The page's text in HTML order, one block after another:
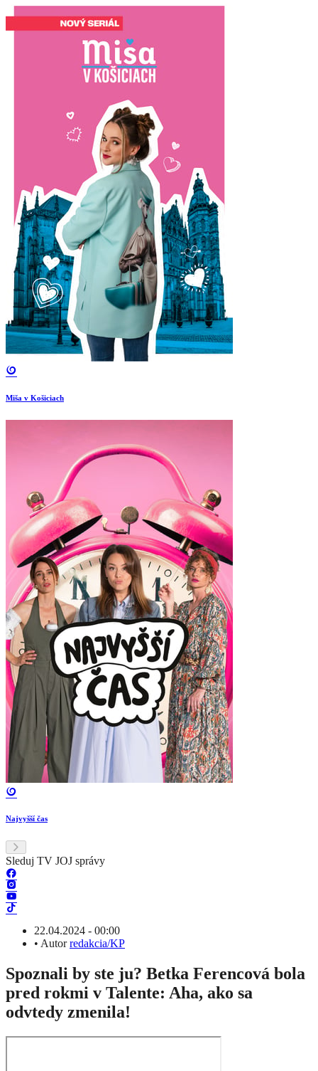
Miša v Košiciach
Najvyšší čas
Sleduj TV JOJ správy
22.04.2024 - 00:00
• Autorredakcia/KP
Spoznali by ste ju? Betka Ferencová bola
pred rokmi v Talente: Aha, ako sa
odvtedy zmenila!